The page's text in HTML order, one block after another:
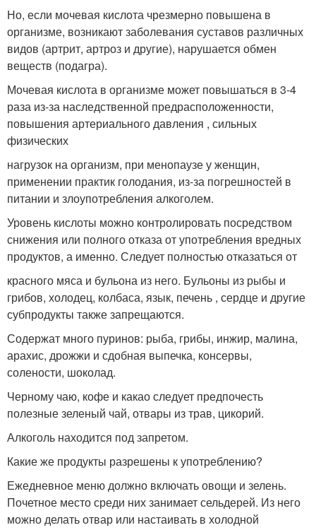
Но, если мочевая кислота чрезмерно повышена в
организме, возникают заболевания суставов различных
видов (артрит, артроз и другие), нарушается обмен
веществ (подагра).
Мочевая кислота в организме может повышаться в 3-4
раза из-за наследственной предрасположенности,
повышения артериального давления , сильных
физических
нагрузок на организм, при менопаузе у женщин,
применении практик голодания, из-за погрешностей в
питании и злоупотребления алкоголем.
Уровень кислоты можно контролировать посредством
снижения или полного отказа от употребления вредных
продуктов, а именно. Следует полностью отказаться от
красного мяса и бульона из него. Бульоны из рыбы и
грибов, холодец, колбаса, язык, печень , сердце и другие
субпродукты также запрещаются.
Содержат много пуринов: рыба, грибы, инжир, малина,
арахис, дрожжи и сдобная выпечка, консервы,
солености, шоколад.
Черному чаю, кофе и какао следует предпочесть
полезные зеленый чай, отвары из трав, цикорий.
Алкоголь находится под запретом.
Какие же продукты разрешены к употреблению?
Ежедневное меню должно включать овощи и зелень.
Почетное место среди них занимает сельдерей. Из него
можно делать отвар или настаивать в холодной